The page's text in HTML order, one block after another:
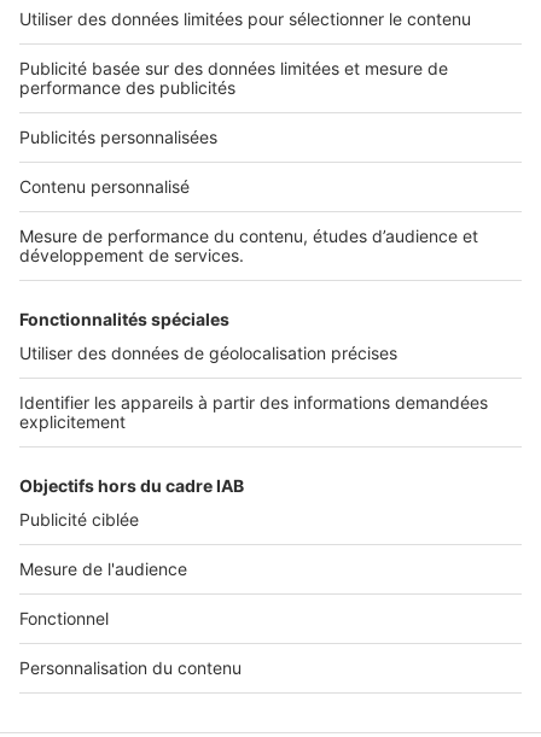
L'ENTREPRISE
Qui sommes-nous ?
Nous contacter
Nous recrutons
NOS APPLICATIONS
Découvrez nos applications
Tous nos services pro
Accès client
Mes annonces sur SeLoger
À DÉCOUVRIR
Tout l'immobilier
Toutes les villes
Tous les départements
Toutes les régions
SeLoger © 1992 - 2023
Annonces Immobilières
Paramétrer mes cookies